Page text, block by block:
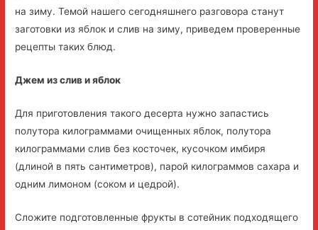
на зиму. Темой нашего сегодняшнего разговора станут
заготовки из яблок и слив на зиму, приведем проверенные
рецепты таких блюд.
Джем из слив и яблок
Для приготовления такого десерта нужно запастись
полутора килограммами очищенных яблок, полутора
килограммами слив без косточек, кусочком имбиря
(длиной в пять сантиметров), парой килограммов сахара и
одним лимоном (соком и цедрой).
Сложите подготовленные фрукты в сотейник подходящего